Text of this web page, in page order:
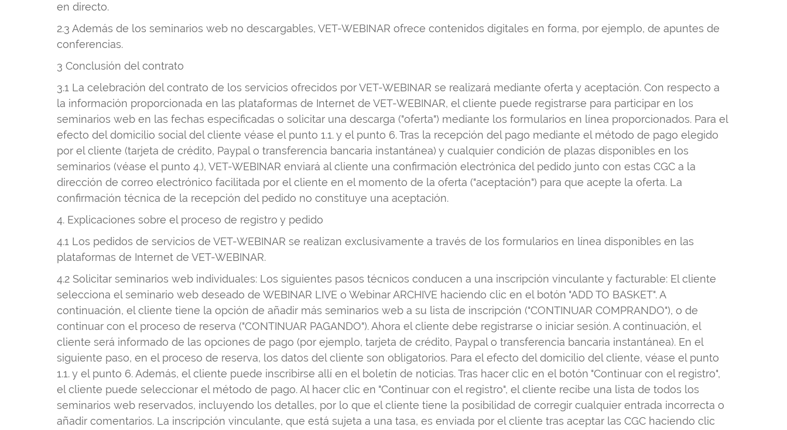
en directo.
2.3 Además de los seminarios web no descargables, VET-WEBINAR ofrece contenidos digitales en forma, por ejemplo, de apuntes de
conferencias.
3 Conclusión del contrato
3.1 La celebración del contrato de los servicios ofrecidos por VET-WEBINAR se realizará mediante oferta y aceptación. Con respecto a
la información proporcionada en las plataformas de Internet de VET-WEBINAR, el cliente puede registrarse para participar en los
seminarios web en las fechas especificadas o solicitar una descarga ("oferta") mediante los formularios en línea proporcionados. Para el
efecto del domicilio social del cliente véase el punto 1.1. y el punto 6. Tras la recepción del pago mediante el método de pago elegido
por el cliente (tarjeta de crédito, Paypal o transferencia bancaria instantánea) y cualquier condición de plazas disponibles en los
seminarios (véase el punto 4.), VET-WEBINAR enviará al cliente una confirmación electrónica del pedido junto con estas CGC a la
dirección de correo electrónico facilitada por el cliente en el momento de la oferta ("aceptación") para que acepte la oferta. La
confirmación técnica de la recepción del pedido no constituye una aceptación.
4. Explicaciones sobre el proceso de registro y pedido
4.1 Los pedidos de servicios de VET-WEBINAR se realizan exclusivamente a través de los formularios en línea disponibles en las
plataformas de Internet de VET-WEBINAR.
4.2 Solicitar seminarios web individuales: Los siguientes pasos técnicos conducen a una inscripción vinculante y facturable: El cliente
selecciona el seminario web deseado de WEBINAR LIVE o Webinar ARCHIVE haciendo clic en el botón "ADD TO BASKET". A
continuación, el cliente tiene la opción de añadir más seminarios web a su lista de inscripción ("CONTINUAR COMPRANDO"), o de
continuar con el proceso de reserva ("CONTINUAR PAGANDO"). Ahora el cliente debe registrarse o iniciar sesión. A continuación, el
cliente será informado de las opciones de pago (por ejemplo, tarjeta de crédito, Paypal o transferencia bancaria instantánea). En el
siguiente paso, en el proceso de reserva, los datos del cliente son obligatorios. Para el efecto del domicilio del cliente, véase el punto
1.1. y el punto 6. Además, el cliente puede inscribirse allí en el boletín de noticias. Tras hacer clic en el botón "Continuar con el registro",
el cliente puede seleccionar el método de pago. Al hacer clic en "Continuar con el registro", el cliente recibe una lista de todos los
seminarios web reservados, incluyendo los detalles, por lo que el cliente tiene la posibilidad de corregir cualquier entrada incorrecta o
añadir comentarios. La inscripción vinculante, que está sujeta a una tasa, es enviada por el cliente tras aceptar las CGC haciendo clic